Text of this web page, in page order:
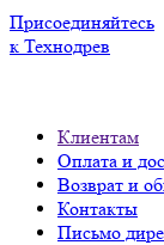
Присоединяйтесь
к Технодрев
Клиентам
Оплата и
Возврат и
Контакты
Письмо